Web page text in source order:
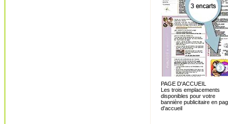
PAGE D'ACCUEIL
Les trois emplacements
disponibles pour votre
bannière publicitaire en
d'accueil